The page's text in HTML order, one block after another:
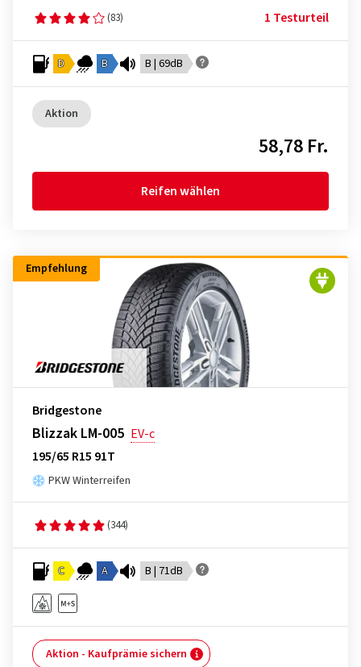
(83) 1 Testurteil
D B B | 69dB
Aktion
58,78 Fr.
Reifen wählen
Empfehlung
Bridgestone
Blizzak LM-005 EV-c
195/65 R15 91T
PKW Winterreifen
(344)
C A B | 71dB
Aktion - Kaufprämie sichern